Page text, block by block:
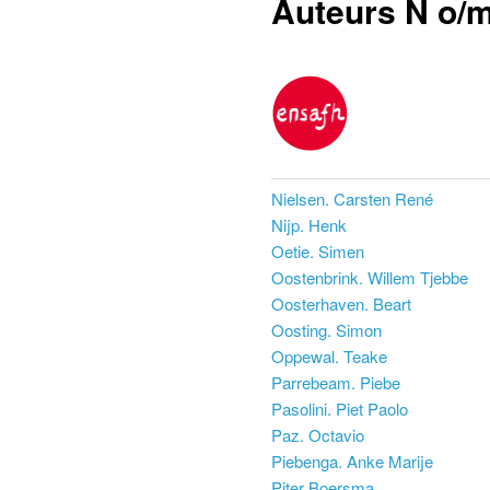
Auteurs N o/
Nielsen. Carsten René
Nijp. Henk
Oetie. Simen
Oostenbrink. Willem Tjebbe
Oosterhaven. Beart
Oosting. Simon
Oppewal. Teake
Parrebeam. Piebe
Pasolini. Piet Paolo
Paz. Octavio
Piebenga. Anke Marije